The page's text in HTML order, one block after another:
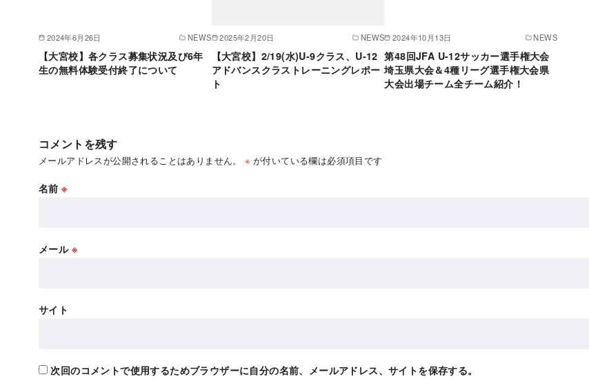
2024年6月26日 NEWS
【大宮校】各クラス募集状況及び6年
生の無料体験受付終了について
2025年2月20日 NEWS
【大宮校】2/19(水)U-9クラス、U-12
アドバンスクラストレーニングレポー
ト
2024年10月13日 NEWS
第48回JFA U-12サッカー選手権大会
埼玉県大会＆4種リーグ選手権大会県
大会出場チーム全チーム紹介！
コメントを残す
メールアドレスが公開されることはありません。 ※ が付いている欄は必須項目です
名前※
メール ※
サイト
次回のコメントで使用するためブラウザーに自分の名前、メールアドレス、サイトを保存する。